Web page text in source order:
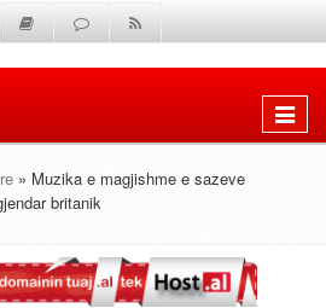
Shfaq
» Muzika e magjishme e sazeve
britanik